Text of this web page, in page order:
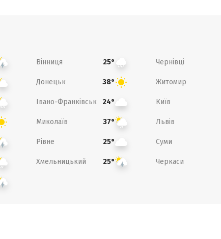
Вінниця 25° Чернівці
Донецьк 38° Житомир
Івано-Франківськ 24° Київ
Миколаїв 37° Львів
Рівне 25° Суми
Хмельницький 25° Черкаси